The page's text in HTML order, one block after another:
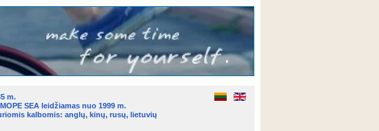
m.
SEA leidžiamas nuo 1999 m.
kalbomis: anglų, kinų, rusų, lietuvių